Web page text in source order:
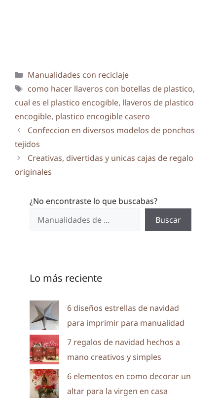
Categorías
Manualidades con reciclaje
Etiquetas
como hacer llaveros con botellas de plastico,
cual es el plastico encogible, llaveros de plastico
encogible, plastico encogible casero
Confeccion en diversos modelos de ponchos
tejidos
Creativas, divertidas y unicas cajas de regalo
originales
¿No encontraste lo que buscabas?
Buscar
Lo más reciente
6 diseños estrellas de navidad
para imprimir para manualidad
7 regalos de navidad hechos a
mano creativos y simples
6 elementos en como decorar un
altar para la virgen en casa